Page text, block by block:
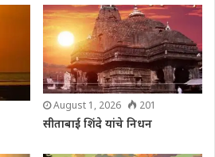
August 1, 2026 201
सीताबाई शिंदे यांचे निधन